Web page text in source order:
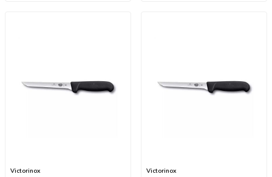
Victorinox Victorinox